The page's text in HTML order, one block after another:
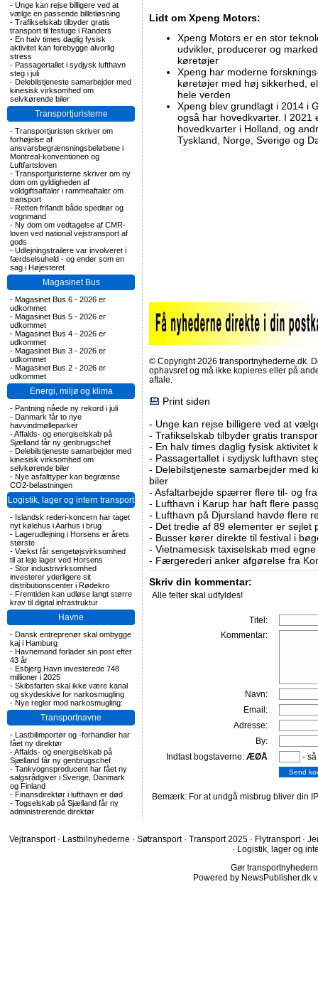
- Unge kan rejse billigere ved at
vælge en passende billetløsning
- Trafikselskab tilbyder gratis
transport til festuge i Randers
- En halv times daglig fysisk
aktivitet kan forebygge alvorlig
stress
- Passagertallet i sydjysk lufthavn
steg i juli
- Delebilstjeneste samarbejder med
kinesisk virksomhed om
selvkørende biler
Transportjuristerne
- Transportjuristen skriver om
forhøjelse af
ansvarsbegrænsningsbeløbene i
Montreal-konventionen og
Luftfartsloven
- Transportjuristerne skriver om ny
dom om gyldigheden af
voldgiftsaftaler i rammeaftaler om
transport
- Retten frifandt både speditør og
vognmand
- Ny dom om vedtagelse af CMR-
loven ved national vejstransport af
gods
- Udlejningstrailere var involveret i
færdselsuheld - og ender som en
sag i Højesteret
Magasinet Bus
- Magasinet Bus 6 - 2026 er
udkommet
- Magasinet Bus 5 - 2026 er
udkommet
- Magasinet Bus 4 - 2026 er
udkommet
- Magasinet Bus 3 - 2026 er
udkommet
- Magasinet Bus 2 - 2026 er
udkommet
Energi, miljø og klima
- Pantning nåede ny rekord i juli
- Danmark får to nye
havvindmølleparker
-Affalds- og energiselskab på
Sjælland får ny genbrugschef
- Delebilstjeneste samarbejder med
kinesisk virksomhed om
selvkørende biler
- Nye asfalttyper kan begrænse
CO2-belastningen
Logistik, lager og intern transport
- Islandsk rederi-koncern har taget
nyt kølehus i Aarhus i brug
- Lagerudlejning i Horsens er årets
største
- Vækst får sengetøjsvirksomhed
til at leje lager ved Horsens
- Stor industrivirksomhed
investerer yderligere sit
distributionscenter i Rødekro
- Fremtiden kan udløse langt større
krav til digital infrastruktur
Havne
- Dansk entreprenør skal ombygge
kaj i Hamburg
- Havnemand forlader sin post efter
43 år
- Esbjerg Havn investerede 748
millioner i 2025
- Skibsfarten skal ikke være kanal
og skydeskive for narkosmugling
- Nye regler mod narkosmugling:
Transportnavne
- Lastbilimportør og -forhandler har
fået ny direktør
-Affalds- og energiselskab på
Sjælland får ny genbrugschef
- Tankvognsproducent har fået ny
salgsrådgiver i Sverige, Danmark
og Finland
- Finansdirektør i lufthavn er død
- Togselskab på Sjælland får ny
administrerende direktør
Lidt om Xpeng Motors:
Xpeng Motors er en stor
udvikler, producerer og
køretøjer
Xpeng har moderne
køretøjer med høj sikkerhed,
hele verden
Xpeng blev grundlagt i 2014 i
også har hovedkvarter. I
hovedkvarter i Holland, og
Tyskland, Norge, Sverige og
© Copyright 2026 transportnyhederne.dk.
ophavsret og må ikke kopieres eller på
aftale.
Print siden
- Unge kan rejse billigere ved at
- Trafikselskab tilbyder gratis
- En halv times daglig fysisk aktivitet
- Passagertallet i sydjysk lufthavn
- Delebilstjeneste samarbejder med
biler
- Asfaltarbejde spærrer flere til- og
- Lufthavn i Karup har haft flere
- Lufthavn på Djursland havde flere
- Det tredie af 89 elementer er sejlet
- Busser kører direkte til festival i
- Vietnamesisk taxiselskab med
- Færgerederi anker afgørelse fra
Skriv din kommentar:
Alle felter skal udfyldes!
Titel:
Kommentar:
Navn:
Email:
Adresse:
By:
Indtast bogstaverne: ÆØÅ -
Bemærk: For at undgå misbrug bliver din
Vejtransport · Lastbilnyhederne · Søtransport · Transport 2025 · Flytransport ·
· Logistik, lager og
Gør
Powered by NewsPublisher.dk